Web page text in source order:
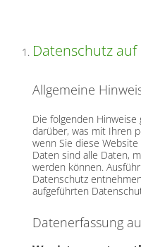
Datenschutz
Allgemeine
Die folgenden
darüber, was mit Ihren
wenn Sie diese
Daten sind alle Daten,
werden können.
Datenschutz
aufgeführten
Datenerfassung